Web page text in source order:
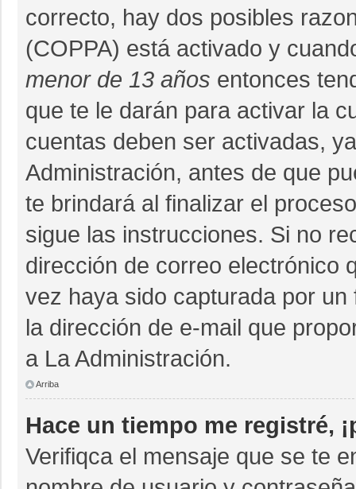
correcto, hay dos posibles
(COPPA) está activado y
menor de 13 años entonces
que te le darán para activar la
cuentas deben ser activadas,
Administración, antes de que
te brindará al finalizar el
sigue las instrucciones. Si no
dirección de correo electrónico
vez haya sido capturada por
la dirección de e-mail que
a La Administración.
Arriba
Hace un tiempo me registré,
Verifiqca el mensaje que se te